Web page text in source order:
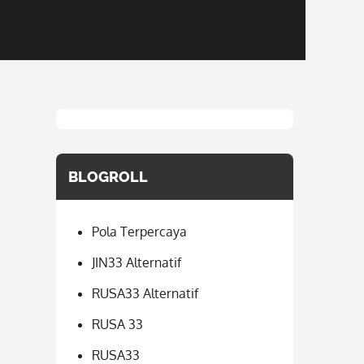
BLOGROLL
Pola Terpercaya
JIN33 Alternatif
RUSA33 Alternatif
RUSA 33
RUSA33